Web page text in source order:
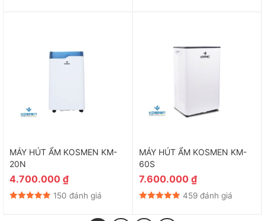
MÁY HÚT ẨM KOSMEN KM-
20N
4.700.000 ₫
150 đánh giá
MÁY HÚT ẨM KOSMEN KM-
60S
7.600.000 ₫
459 đánh giá